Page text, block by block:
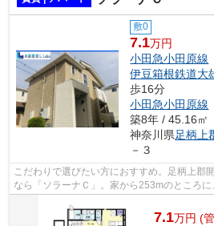
敷0
7.1万円
小田急小田原線
伊豆箱根鉄道大
歩16分
小田急小田原線
築8年 / 45.16㎡
神奈川県足柄上
－３
こだわりで選びたい方におすすめ。足柄上郡
なら「ソラーナＣ」。家から253mのところ
なウエルシア開成牛島店があります。閑...
7.1万円 (